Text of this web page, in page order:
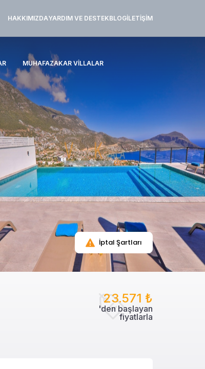
HAKKIMIZDAYARDIM VE DESTEKBLOGİLETIŞIM
MUHAFAZAKAR VILLALAR
İptal Şartları
23.571 ₺
'den başlayan
fiyatlarla